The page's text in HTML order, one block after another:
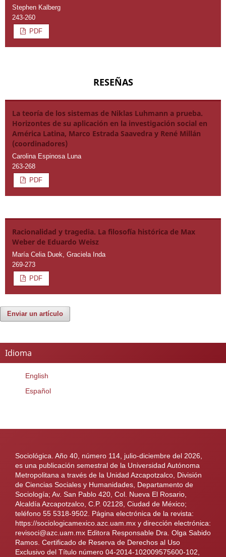
Stephen Kalberg
243-260
PDF
RESEÑAS
La teoría de los sistemas de Niklas Luhmann a prueba.
Horizontes de su aplicación en la investigación social en
América Latina, Marco Estrada Saavedra y René Millán
(coordinadores)
Carolina Espinosa Luna
263-268
PDF
Racionalidad y tragedia. La filosofía histórica de Max
Weber de Eduardo Weisz
María Celia Duek, Graciela Inda
269-273
PDF
Enviar un artículo
Idioma
English
Español
Sociológica. Año 40, número 114, julio-diciembre del 2026,
es una publicación semestral de la Universidad Autónoma
Metropolitana a través de la Unidad Azcapotzalco, División
de Ciencias Sociales y Humanidades, Departamento de
Sociología; Av. San Pablo 420, Col. Nueva El Rosario,
Alcaldía Azcapotzalco, C.P. 02128, Ciudad de México;
teléfono 55 5318-9502. Página electrónica de la revista:
https://sociologicamexico.azc.uam.mx y dirección electrónica:
revisoci@azc.uam.mx Editora Responsable Dra. Olga Sabido
Ramos. Certificado de Reserva de Derechos al Uso
Exclusivo del Título número 04-2014-102009575600-102,